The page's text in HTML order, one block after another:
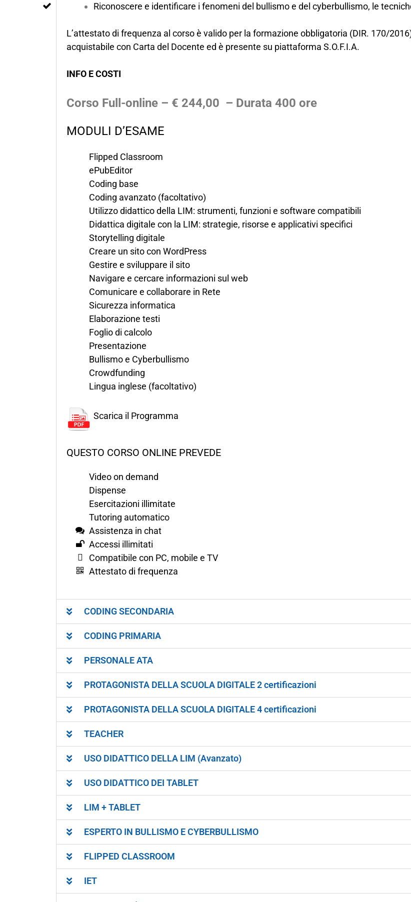
Riconoscere e identificare i fenomeni del bullismo e del cyberbullismo, le
L’attestato di frequenza al corso è valido per la formazione obbligatoria (DIR. 170/
acquistabile con Carta del Docente ed è presente su piattaforma S.O.F.I.A.
INFO E COSTI
Corso Full-online – € 244,00 – Durata 400 ore
MODULI D’ESAME
Flipped Classroom
ePubEditor
Coding base
Coding avanzato (facoltativo)
Utilizzo didattico della LIM: strumenti, funzioni e software compatibili
Didattica digitale con la LIM: strategie, risorse e applicativi specifici
Storytelling digitale
Creare un sito con WordPress
Gestire e sviluppare il sito
Navigare e cercare informazioni sul web
Comunicare e collaborare in Rete
Sicurezza informatica
Elaborazione testi
Foglio di calcolo
Presentazione
Bullismo e Cyberbullismo
Crowdfunding
Lingua inglese (facoltativo)
Scarica il Programma
QUESTO CORSO ONLINE PREVEDE
Video on demand
Dispense
Esercitazioni illimitate
Tutoring automatico
Assistenza in chat
Accessi illimitati
Compatibile con PC, mobile e TV
Attestato di frequenza
CODING SECONDARIA
CODING PRIMARIA
PERSONALE ATA
PROTAGONISTA DELLA SCUOLA DIGITALE 2 certificazioni
PROTAGONISTA DELLA SCUOLA DIGITALE 4 certificazioni
TEACHER
USO DIDATTICO DELLA LIM (Avanzato)
USO DIDATTICO DEI TABLET
LIM + TABLET
ESPERTO IN BULLISMO E CYBERBULLISMO
FLIPPED CLASSROOM
IET